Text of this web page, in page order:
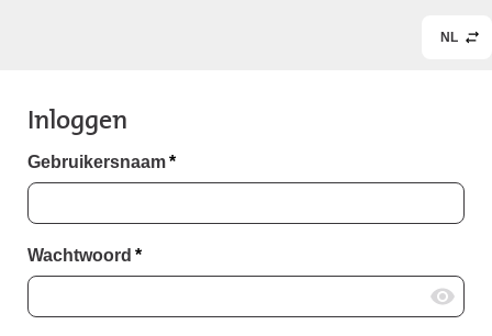
NL
Inloggen
Gebruikersnaam*
Wachtwoord *